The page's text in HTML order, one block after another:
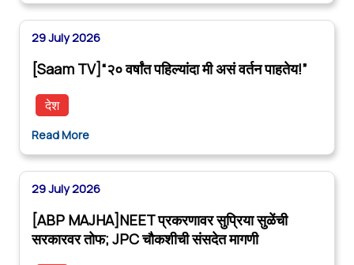
29 July 2026
[Saam TV]“२० वर्षांत पहिल्यांदा मी असं वर्तन पाहतेय!”
देश
Read More
29 July 2026
[ABP MAJHA]NEET प्रकरणावर सुप्रिया सुळेंची
सरकारवर तोफ; JPC चौकशीची संसदेत मागणी